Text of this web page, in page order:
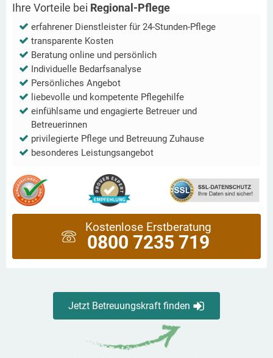
Ihre Vorteile bei Regional-Pflege
erfahrener Dienstleister für 24-Stunden-Pflege
transparente Kosten
Beratung online und persönlich
Individuelle Bedarfsanalyse
Persönliches Angebot
liebevolle und kompetente Pflegehilfe
einfühlsame und engagierte Betreuer und
Betreuerinnen
privilegierte Pflege und Betreuung Zuhause
besonderes Leistungsangebot
Kostenlose Erstberatung
0800 7235 719
Jetzt Betreuungskraft finden